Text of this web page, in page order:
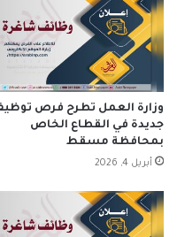
وزارة العمل تطرح فرص
جديدة في القطاع الخاص
بمحافظة مسقط
أبريل 4, 2026